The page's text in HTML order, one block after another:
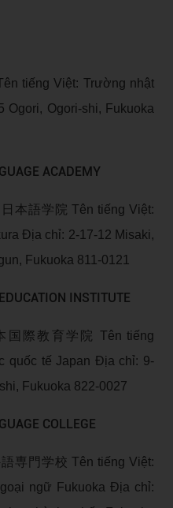
tiếng Việt: Trường nhật
Ogori-shi, Fukuoka
ACADEMY
本語学院 Tên tiếng Việt:
Địa chỉ: 2-17-12 Misaki,
Fukuoka 811-0121
INSTITUTE
国際教育学院 Tên tiếng
quốc tế Japan Địa chỉ: 9-
Fukuoka 822-0027
COLLEGE
専門学校 Tên tiếng Việt:
ngữ Fukuoka Địa chỉ: